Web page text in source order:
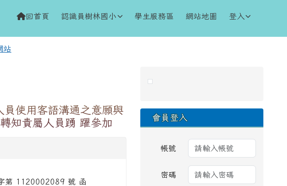
回首頁 認識員樹林國小 學生服務區 網站地圖 登入
使用客語溝通之意願與
知貴屬人員踴 躍參加
第 1120002089 號 函
右邊區域內容
會員登入
帳號
密碼